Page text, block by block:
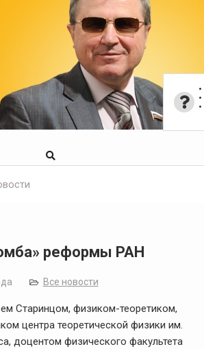
реформы РАН
Все новости
Старинцом, физиком-теоретиком,
центра теоретической физики им.
доцентом физического факультета